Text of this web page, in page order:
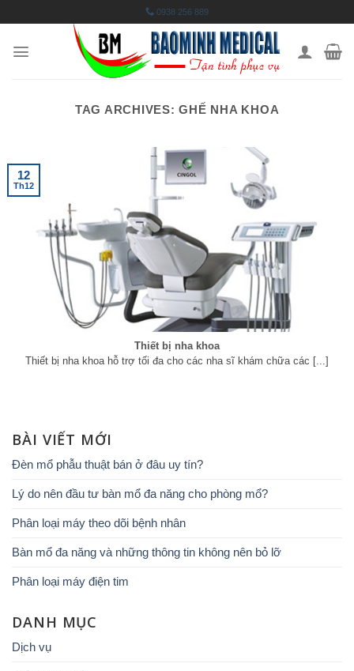
to
content
0938 256 889
TAG ARCHIVES:GHẾ NHA KHOA
Thiết bị nha khoa
Thiết bị nha khoa hỗ trợ tối đa cho các nha sĩ khám chữa các [...]
12
Th12
BÀI VIẾT MỚI
Đèn mổ phẫu thuật bán ở đâu uy tín?
Lý do nên đầu tư bàn mổ đa năng cho phòng mổ?
Phân loại máy theo dõi bệnh nhân
Bàn mổ đa năng và những thông tin không nên bỏ lỡ
Phân loại máy điện tim
DANH MỤC
Dịch vụ